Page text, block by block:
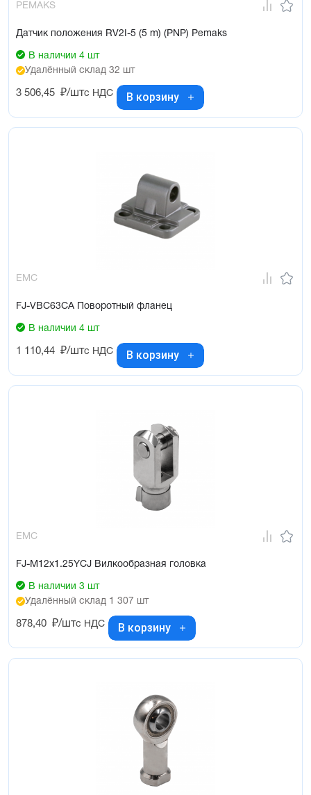
PEMAKS
Датчик положения RV2I-5 (5 m) (PNP) Pemaks
В наличии 4 шт
Удалённый склад 32 шт
3 506,45 ₽/штс НДС В корзину
EMC
FJ-VBC63CA Поворотный фланец
В наличии 4 шт
1 110,44 ₽/штс НДС В корзину
EMC
FJ-M12x1.25YCJ Вилкообразная головка
В наличии 3 шт
Удалённый склад 1 307 шт
878,40 ₽/штс НДС В корзину